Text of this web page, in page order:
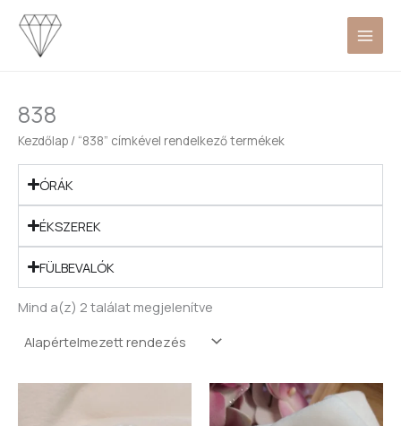
Skip
content
838
Kezdőlap / “838” címkével rendelkező termékek
ÓRÁK
ÉKSZEREK
FÜLBEVALÓK
Mind a(z) 2 találat megjelenítve